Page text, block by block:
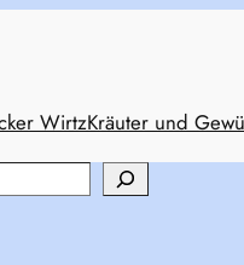
WirtzKräuter und